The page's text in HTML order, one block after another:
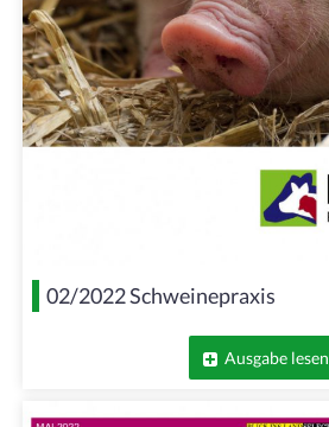
02/2022 Schweinepraxis
Ausgabe lesen